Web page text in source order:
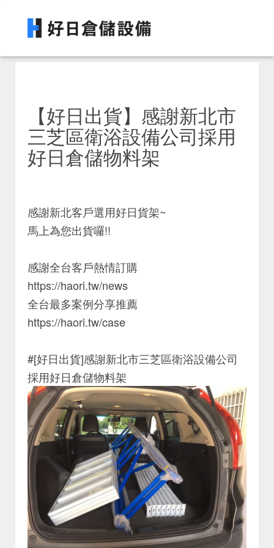
【好日出貨】感謝新北市
三芝區衛浴設備公司採用
好日倉儲物料架
感謝新北客戶選用好日貨架~
馬上為您出貨囉!!
感謝全台客戶熱情訂購
https://haori.tw/news
全台最多案例分享推薦
https://haori.tw/case
#[好日出貨]感謝新北市三芝區衛浴設備公司
採用好日倉儲物料架